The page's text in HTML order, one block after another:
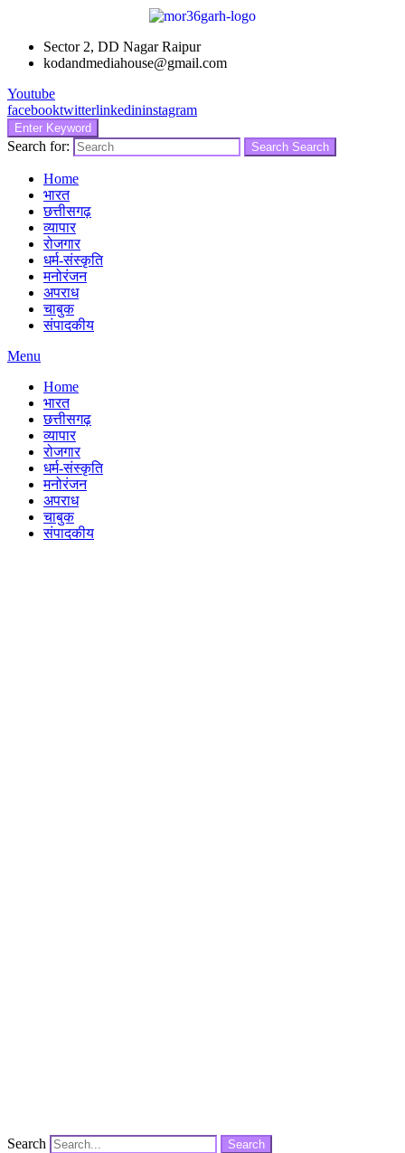
Sector 2, DD Nagar Raipur
kodandmediahouse@gmail.com
Youtube
facebooktwitterlinkedininstagram
Enter Keyword
Search for: Search Search
Home
भारत
छत्तीसगढ़
व्यापार
रोजगार
धर्म-संस्कृति
मनोरंजन
अपराध
चाबुक
संपादकीय
Menu
Home
भारत
छत्तीसगढ़
व्यापार
रोजगार
धर्म-संस्कृति
मनोरंजन
अपराध
चाबुक
संपादकीय
Search Search